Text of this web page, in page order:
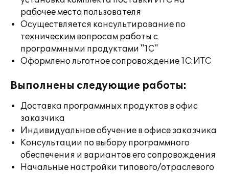
рабочее место пользователя
Осуществляется консультирование по
техническим вопросам работы с
программными продуктами "1С"
Оформлено льготное сопровождение 1С:ИТС
Выполнены следующие работы:
Доставка программных продуктов в офис
заказчика
Индивидуальное обучение в офисе заказчика
Консультации по выбору программного
обеспечения и вариантов его сопровождения
Начальные настройки типового/отраслевого